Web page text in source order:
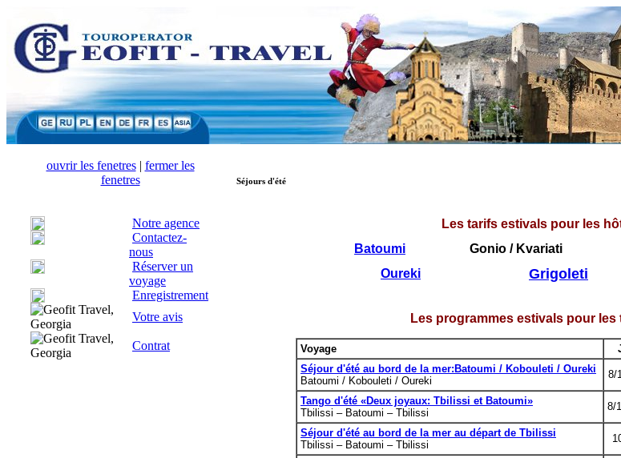
ouvrir les fenetres| fermer les
fenetres
Notre agence
Contactez-
nous
Réserver un
voyage
Enregistrement
Votre avis
Contrat
Séjours d'été
Les tarifs estivals pour les
Batoumi
Gonio / Kvariati
Oureki
Grigoleti
Les programmes estivals pour
Voyage
Séjour d'été au bord de la mer: Batoumi / Kobouleti / Oureki
Batoumi / Kobouleti / Oureki
8/
Tango d'été «Deux joyaux: Tbilissi et Batoumi»
Tbilissi – Batoumi – Tbilissi
8/
Séjour d'été au bord de la mer au départ de Tbilissi
Tbilissi – Batoumi – Tbilissi